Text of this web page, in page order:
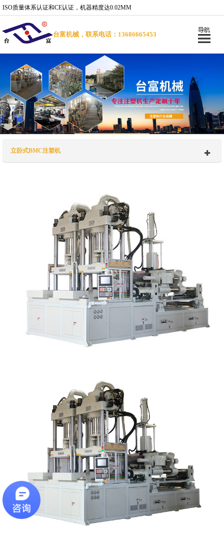
ISO质量体系认证和CE认证，机器精度达0.02MM
台富机械，联系电话：13686665453
立卧式BMC注塑机